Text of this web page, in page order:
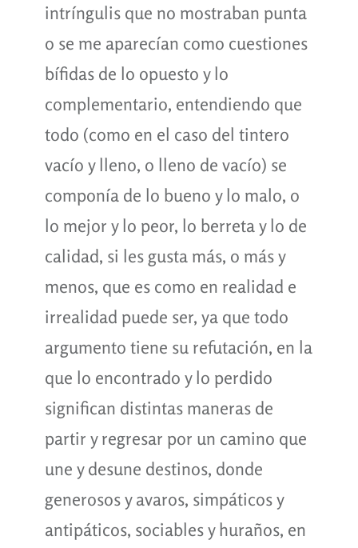
intríngulis que no mostraban punta
o se me aparecían como cuestiones
bífidas de lo opuesto y lo
complementario, entendiendo que
todo (como en el caso del tintero
vacío y lleno, o lleno de vacío) se
componía de lo bueno y lo malo, o
lo mejor y lo peor, lo berreta y lo de
calidad, si les gusta más, o más y
menos, que es como en realidad e
irrealidad puede ser, ya que todo
argumento tiene su refutación, en la
que lo encontrado y lo perdido
significan distintas maneras de
partir y regresar por un camino que
une y desune destinos, donde
generosos y avaros, simpáticos y
antipáticos, sociables y huraños, en